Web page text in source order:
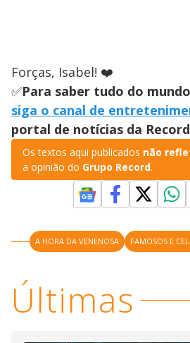
Forças, Isabel! ❤️
✅Para saber tudo do
siga o canal de
portal de notícias da
Os textos aqui publicados não
a opinião do Grupo Record.
A HORA DA VENENOSA FAMOSOS E
Últimas